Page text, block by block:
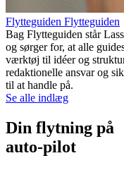
Flytteguiden Flytteguiden
Bag Flytteguiden står
og sørger for, at alle
værktøj til idéer og
redaktionelle ansvar og
til at handle på.
Se alle indlæg
Din flytning på
auto-pilot